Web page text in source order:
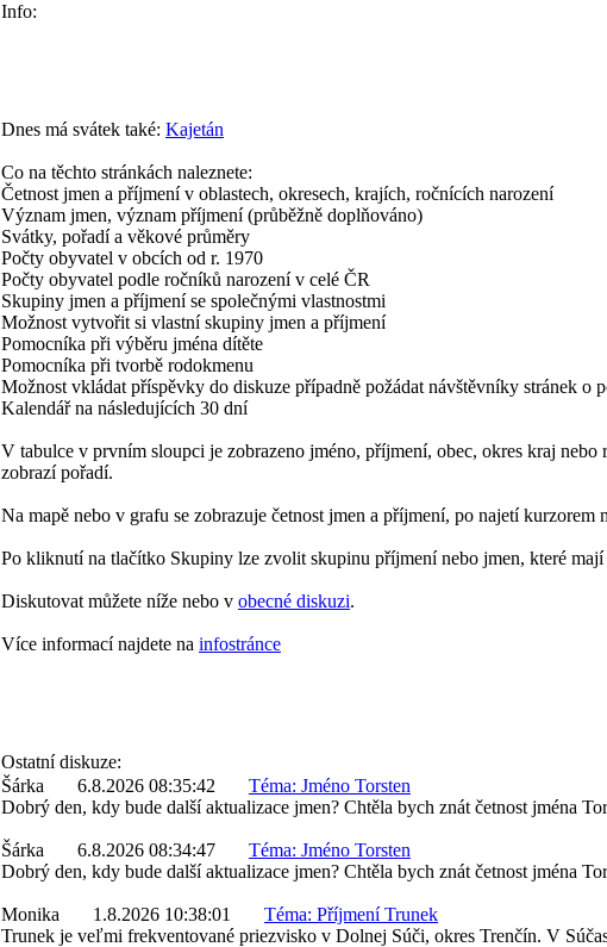
Info:
Dnes má svátek také: Kajetán
Co na těchto stránkách naleznete:
Četnost jmen a příjmení v oblastech, okresech, krajích, ročnících narození
Význam jmen, význam příjmení (průběžně doplňováno)
Svátky, pořadí a věkové průměry
Počty obyvatel v obcích od r. 1970
Počty obyvatel podle ročníků narození v celé ČR
Skupiny jmen a příjmení se společnými vlastnostmi
Možnost vytvořit si vlastní skupiny jmen a příjmení
Pomocníka při výběru jména dítěte
Pomocníka při tvorbě rodokmenu
Možnost vkládat příspěvky do diskuze případně požádat návštěvníky stránek o
Kalendář na následujících 30 dní
V tabulce v prvním sloupci je zobrazeno jméno, příjmení, obec, okres kraj
zobrazí pořadí.
Na mapě nebo v grafu se zobrazuje četnost jmen a příjmení, po najetí
Po kliknutí na tlačítko Skupiny lze zvolit skupinu příjmení nebo jmen, které mají
Diskutovat můžete níže nebo v obecné diskuzi.
Více informací najdete na infostránce
Ostatní diskuze:
Šárka
6.8.2026 08:35:42
Téma: Jméno Torsten
Dobrý den, kdy bude další aktualizace jmen? Chtěla bych znát četnost jména
Šárka 6.8.2026 08:34:47
Téma: Jméno Torsten
Dobrý den, kdy bude další aktualizace jmen? Chtěla bych znát četnost jména
Monika 1.8.2026 10:38:01
Téma: Příjmení Trunek
Trunek je veľmi frekventované priezvisko v Dolnej Súči, okres Trenčín. V